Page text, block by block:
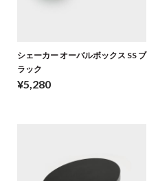
シェーカー オーバルボックス SS ブ
ラック
¥5,280